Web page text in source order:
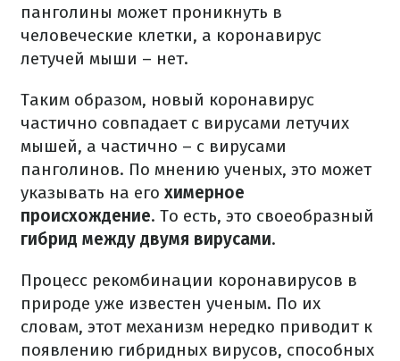
панголины может проникнуть в
человеческие клетки, а коронавирус
летучей мыши – нет.
Таким образом, новый коронавирус
частично совпадает с вирусами летучих
мышей, а частично – с вирусами
панголинов. По мнению ученых, это может
указывать на его химерное
происхождение. То есть, это своеобразный
гибрид между двумя вирусами.
Процесс рекомбинации коронавирусов в
природе уже известен ученым. По их
словам, этот механизм нередко приводит к
появлению гибридных вирусов, способных